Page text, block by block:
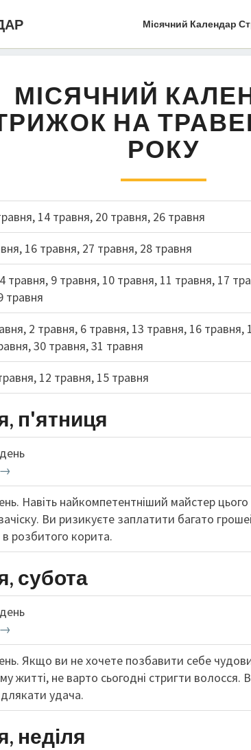
Місячний Календар
МІСЯЧНИЙ
НА
РОКУ
14 травня, 20 травня, 26 травня
16 травня, 27 травня, 28 травня
4 травня, 9 травня, 10 травня, 11 травня, 17
травня
2 травня, 6 травня, 13 травня, 16 травня,
30 травня, 31 травня
12 травня, 15 травня
п'ятниця
→
Навіть найкомпетентніший майстер
Ви ризикуєте заплатити багато
розбитого корита.
субота
→
Якщо ви не хочете позбавити себе
житті, не варто сьогодні стригти волосся.
удача.
неділя